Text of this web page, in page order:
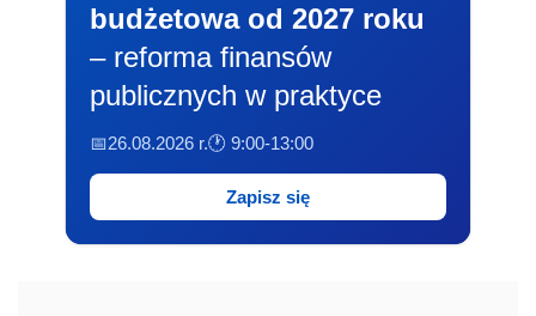
budżetowa od 2027 roku
– reforma finansów
publicznych w praktyce
📅26.08.2026 r.🕐 9:00-13:00
Zapisz się